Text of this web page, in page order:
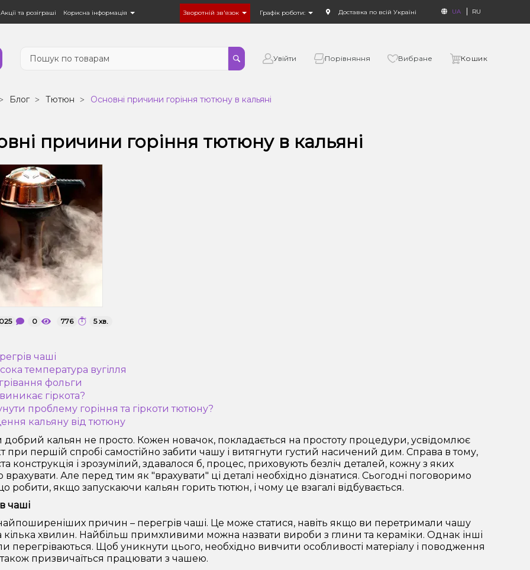
Акції та розіграші Корисна інформація Зворотній зв'язок Графік роботи: Доставка по всій Україні UA RU
Увійти Порівняння Вибране Кошик
Блог Тютюн Основні причини горіння тютюну в кальяні
причини горіння тютюну в кальяні
0 776 5 хв.
чаші
температура вугілля
фольги
гіркота?
проблему горіння та гіркоти тютюну?
кальяну від тютюну
добрий кальян не просто. Кожен новачок, покладається на простоту процедури, усвідомлює
при першій спробі самостійно забити чашу і витягнути густий насичений дим. Справа в тому,
конструкція і зрозумілий, здавалося б, процес, приховують безліч деталей, кожну з яких
врахувати. Але перед тим як "врахувати" ці деталі необхідно дізнатися. Сьогодні поговоримо
робити, якщо запускаючи кальян горить тютюн, і чому це взагалі відбувається.
чаші
причин – перегрів чаші. Це може статися, навіть якщо ви перетримали чашу
хвилин. Найбільш примхливими можна назвати вироби з глини та кераміки. Однак інші
перегріваються. Щоб уникнути цього, необхідно вивчити особливості матеріалу і поводження
призвичаїться працювати з чашею.